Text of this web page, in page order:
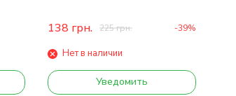
138 грн. 225грн. -39%
Нет в наличии
Уведомить